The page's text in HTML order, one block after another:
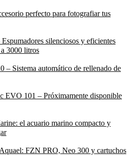
perfecto para fotografiar tus
silenciosos y eficientes
3000 litros
– Sistema automático de rellenado de
EVO 101 – Próximamente disponible
el acuario marino compacto y
FZN PRO, Neo 300 y cartuchos